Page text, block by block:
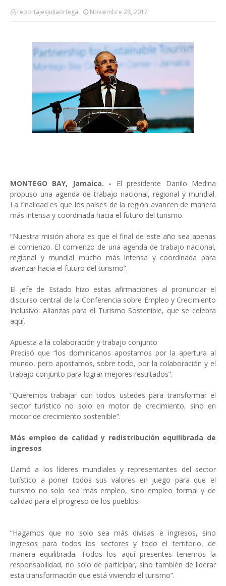
reportajesjuliaortega Noviembre 28, 2017
MONTEGO BAY, Jamaica. - El presidente Danilo Medina
propuso una agenda de trabajo nacional, regional y mundial.
La finalidad es que los países de la región avancen de manera
más intensa y coordinada hacia el futuro del turismo.
“Nuestra misión ahora es que el final de este año sea apenas
el comienzo. El comienzo de una agenda de trabajo nacional,
regional y mundial mucho más intensa y coordinada para
avanzar hacia el futuro del turismo”.
El jefe de Estado hizo estas afirmaciones al pronunciar el
discurso central de la Conferencia sobre Empleo y Crecimiento
Inclusivo: Alianzas para el Turismo Sostenible, que se celebra
aquí.
Apuesta a la colaboración y trabajo conjunto
Precisó que “los dominicanos apostamos por la apertura al
mundo, pero apostamos, sobre todo, por la colaboración y el
trabajo conjunto para lograr mejores resultados”.
“Queremos trabajar con todos ustedes para transformar el
sector turístico no solo en motor de crecimiento, sino en
motor de crecimiento sostenible”.
Más empleo de calidad y redistribución equilibrada de
ingresos
Llamó a los líderes mundiales y representantes del sector
turístico a poner todos sus valores en juego para que el
turismo no solo sea más empleo, sino empleo formal y de
calidad para el progreso de los pueblos.
“Hagamos que no solo sea más divisas e ingresos, sino
ingresos para todos los sectores y todo el territorio, de
manera equilibrada. Todos los aquí presentes tenemos la
responsabilidad, no solo de participar, sino también de liderar
esta transformación que está viviendo el turismo”.